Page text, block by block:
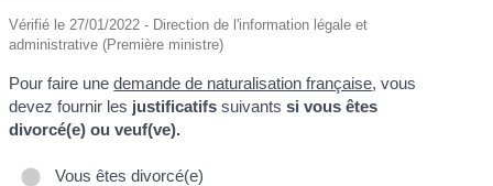
Vérifié le 27/01/2022 - Direction de l'information légale et
administrative (Première ministre)
Pour faire unedemande de naturalisation française, vous
devez fournir les justificatifs suivantssi vous êtes
divorcé(e) ou veuf(ve).
Vous êtes divorcé(e)